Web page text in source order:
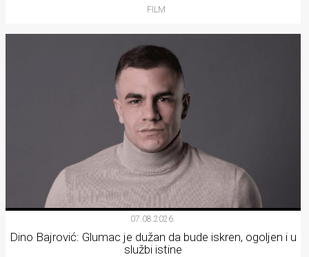
FILM
07.08.2026.
Dino Bajrović: Glumac je dužan da bude iskren, ogoljen i u
službi istine